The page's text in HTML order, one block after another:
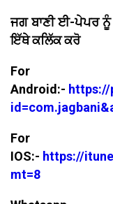
ਜਗ ਬਾਣੀ ਈ-ਪੇਪਰ
ਇੱਥੇ ਕਲਿੱਕ ਕਰੋ
For
Android:-
For
IOS:- https://
mt=8